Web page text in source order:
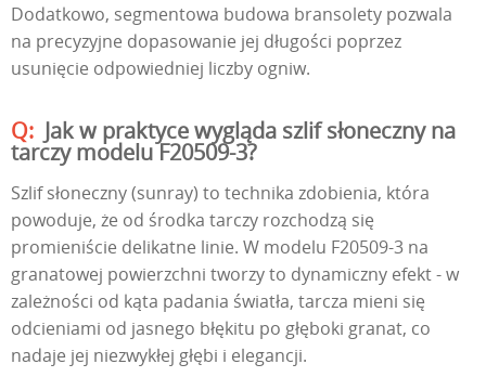
Dodatkowo, segmentowa budowa bransolety pozwala
na precyzyjne dopasowanie jej długości poprzez
usunięcie odpowiedniej liczby ogniw.
Jak w praktyce wygląda szlif słoneczny na
tarczy modelu F20509-3?
Szlif słoneczny (sunray) to technika zdobienia, która
powoduje, że od środka tarczy rozchodzą się
promieniście delikatne linie. W modelu F20509-3 na
granatowej powierzchni tworzy to dynamiczny efekt - w
zależności od kąta padania światła, tarcza mieni się
odcieniami od jasnego błękitu po głęboki granat, co
nadaje jej niezwykłej głębi i elegancji.